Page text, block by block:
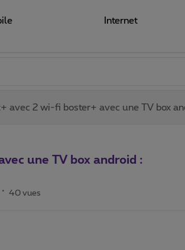
Internet
avec 2 wi-fi boster+ avec une TV box
une TV box android :
40 vues